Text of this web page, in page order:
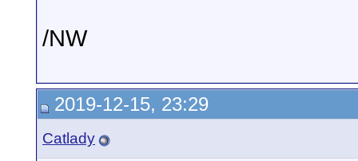
/NW
2019-12-15, 23:29
Catlady